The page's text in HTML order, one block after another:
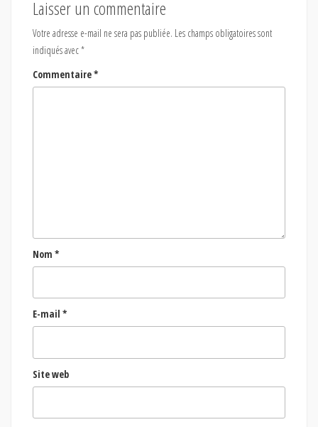
Laisser un commentaire
Votre adresse e-mail ne sera pas publiée. Les champs obligatoires sont
indiqués avec*
Commentaire*
Nom *
E-mail *
Site web